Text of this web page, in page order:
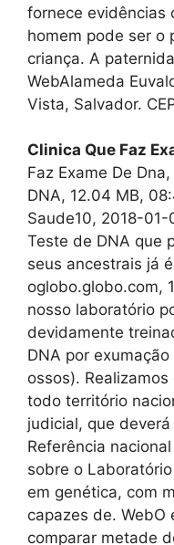
fornece evidências
homem pode ser o
criança. A
WebAlameda
Vista, Salvador.
Clinica Que Faz
Faz Exame De
DNA, 12.04 MB,
Saude10, 2018-
Teste de DNA que
seus ancestrais já
oglobo.globo.com,
nosso laboratório
devidamente
DNA por
ossos).
todo território
judicial, que
Referência
sobre o
em genética, com
capazes de.
comparar metade